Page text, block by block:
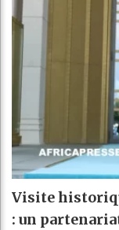
Visite
: un